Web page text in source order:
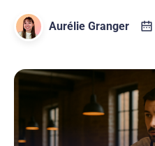
Aurélie Granger